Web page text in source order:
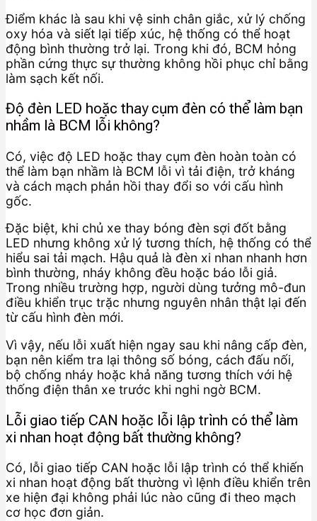
Điểm khác là sau khi vệ sinh chân giắc, xử lý chống
oxy hóa và siết lại tiếp xúc, hệ thống có thể hoạt
động bình thường trở lại. Trong khi đó, BCM hỏng
phần cứng thực sự thường không hồi phục chỉ bằng
làm sạch kết nối.
Độ đèn LED hoặc thay cụm đèn có thể làm bạn
nhầm là BCM lỗi không?
Có, việc độ LED hoặc thay cụm đèn hoàn toàn có
thể làm bạn nhầm là BCM lỗi vì tải điện, trở kháng
và cách mạch phản hồi thay đổi so với cấu hình
gốc.
Đặc biệt, khi chủ xe thay bóng đèn sợi đốt bằng
LED nhưng không xử lý tương thích, hệ thống có thể
hiểu sai tải mạch. Hậu quả là đèn xi nhan nhanh hơn
bình thường, nháy không đều hoặc báo lỗi giả.
Trong nhiều trường hợp, người dùng tưởng mô-đun
điều khiển trục trặc nhưng nguyên nhân thật lại đến
từ cấu hình đèn mới.
Vì vậy, nếu lỗi xuất hiện ngay sau khi nâng cấp đèn,
bạn nên kiểm tra lại thông số bóng, cách đấu nối,
bộ chống nháy hoặc khả năng tương thích với hệ
thống điện thân xe trước khi nghi ngờ BCM.
Lỗi giao tiếp CAN hoặc lỗi lập trình có thể làm
xi nhan hoạt động bất thường không?
Có, lỗi giao tiếp CAN hoặc lỗi lập trình có thể khiến
xi nhan hoạt động bất thường vì lệnh điều khiển trên
xe hiện đại không phải lúc nào cũng đi theo mạch
cơ học đơn giản.